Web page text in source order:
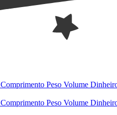
Comprimento Peso Volume
Comprimento Peso Volume